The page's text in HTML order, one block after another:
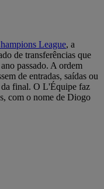
League, a
de transferências que
passado. A ordem
de entradas, saídas ou
da final. O L'Équipe faz
com o nome de Diogo